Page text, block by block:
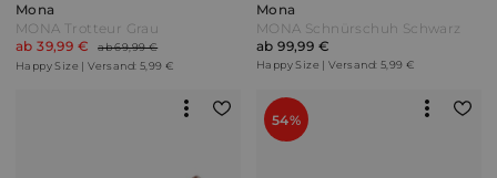
Mona
MONA Trotteur Grau
ab 39,99 €
ab 69,99 €
Happy Size | Versand: 5,99 €
Mona
MONA Schnürschuh Schwarz
ab 99,99 €
Happy Size | Versand: 5,99 €
54%